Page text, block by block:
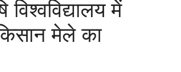
विश्वविद्यालय में
मेले का